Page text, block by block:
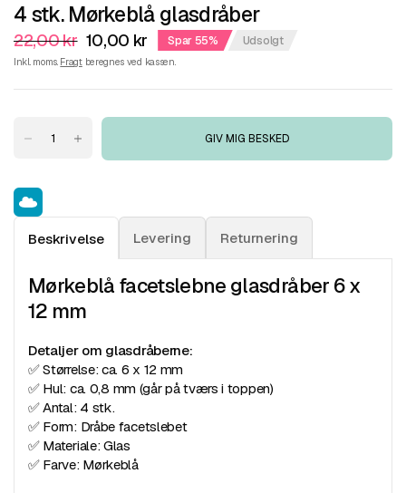
4 stk. Mørkeblå glasdråber
22,00 kr 10,00 kr Spar 55% Udsolgt
Inkl. moms. Fragtberegnes ved kassen.
GIV MIG BESKED
Beskrivelse Levering Returnering
Mørkeblå facetslebne glasdråber 6 x
12 mm
Detaljer om glasdråberne:
✅ Størrelse: ca. 6 x 12 mm
✅ Hul: ca. 0,8 mm (går på tværs i toppen)
✅ Antal: 4 stk.
✅ Form: Dråbe facetslebet
✅ Materiale: Glas
✅ Farve: Mørkeblå